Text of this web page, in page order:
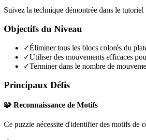
Suivez la technique démontrée dans le
Objectifs du Niveau
✓Éliminer tous les blocs colorés du
✓Utiliser des mouvements efficaces
✓Terminer dans le nombre de
Principaux Défis
🧩 Reconnaissance de Motifs
Ce puzzle nécessite d'identifier des motifs de